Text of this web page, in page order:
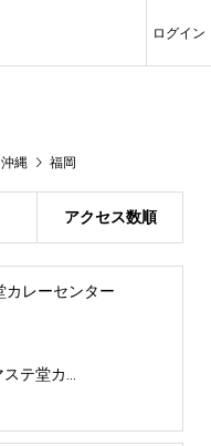
ログイン
沖縄 福岡
アクセス数順
カレーセンター